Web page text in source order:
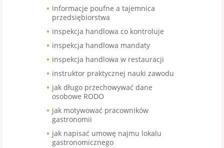
informacje poufne a tajemnica
przedsiębiorstwa
inspekcja handlowa co kontroluje
inspekcja handlowa mandaty
inspekcja handlowa w restauracji
instruktor praktycznej nauki zawodu
jak długo przechowywać dane
osobowe RODO
jak motywować pracowników
gastronomii
jak napisać umowę najmu lokalu
gastronomicznego